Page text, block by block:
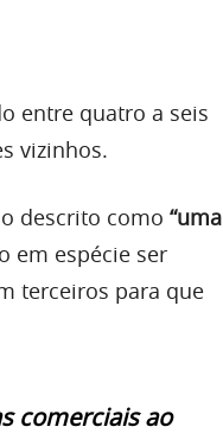
entre quatro a seis
vizinhos.
descrito como “uma
em espécie ser
terceiros para que
comerciais ao